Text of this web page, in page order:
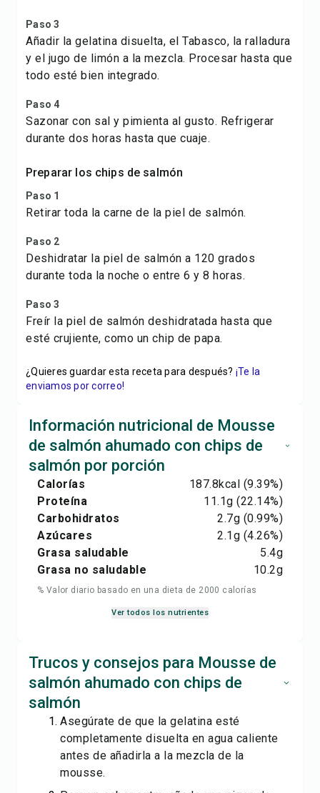
Paso 3
Añadir la gelatina disuelta, el Tabasco, la ralladura
y el jugo de limón a la mezcla. Procesar hasta que
todo esté bien integrado.
Paso 4
Sazonar con sal y pimienta al gusto. Refrigerar
durante dos horas hasta que cuaje.
Preparar los chips de salmón
Paso 1
Retirar toda la carne de la piel de salmón.
Paso 2
Deshidratar la piel de salmón a 120 grados
durante toda la noche o entre 6 y 8 horas.
Paso 3
Freír la piel de salmón deshidratada hasta que
esté crujiente, como un chip de papa.
¿Quieres guardar esta receta para después? ¡Te la
enviamos por correo!
Información nutricional de Mousse
de salmón ahumado con chips de
salmón por porción
Calorías 187.8kcal (9.39%)
Proteína
11.1g (22.14%)
Carbohidratos
2.7g (0.99%)
Azúcares
2.1g (4.26%)
Grasa saludable
5.4g
Grasa no saludable
10.2g
% Valor diario basado en una dieta de 2000 calorías
Ver todos los nutrientes
Trucos y consejos para Mousse de
salmón ahumado con chips de
salmón
Asegúrate de que la gelatina esté
completamente disuelta en agua caliente
antes de añadirla a la mezcla de la
mousse.